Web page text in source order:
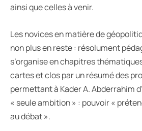
ainsi que celles à venir.
Les novices en matière de
non plus en reste : résolument
s’organise en chapitres
cartes et clos par un résumé des
permettant à Kader A. Abderrahim
« seule ambition » : pouvoir «
au débat ».